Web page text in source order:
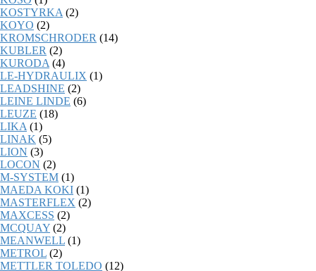
KOSTYRKA (2)
KOYO (2)
KROMSCHRODER (14)
KUBLER (2)
KURODA (4)
LE-HYDRAULIX (1)
LEADSHINE (2)
LEINE LINDE (6)
LEUZE (18)
LIKA (1)
LINAK (5)
LION (3)
LOCON (2)
M-SYSTEM (1)
MAEDA KOKI (1)
MASTERFLEX (2)
MAXCESS (2)
MCQUAY (2)
MEANWELL (1)
METROL (2)
METTLER TOLEDO (12)